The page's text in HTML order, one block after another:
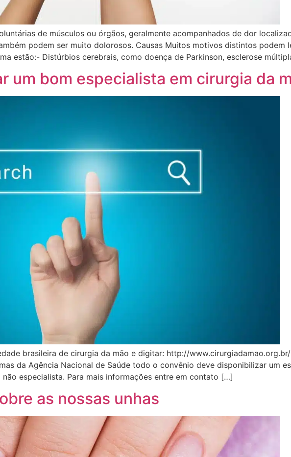
de músculos ou órgãos, geralmente acompanhados de dor
podem ser muito dolorosos. Causas Muitos motivos distintos podem
estão:- Distúrbios cerebrais, como doença de Parkinson, esclerose
um bom especialista em cirurgia da
brasileira de cirurgia da mão e digitar: http://
da Agência Nacional de Saúde todo o convênio deve disponibilizar um
especialista. Para mais informações entre em contato […]
as nossas unhas